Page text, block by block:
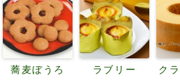
蕎麦ぼうろ ラブリー ク